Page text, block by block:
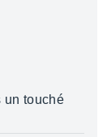
un touché